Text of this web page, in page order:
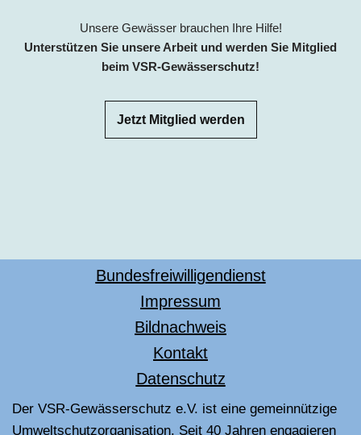
Unsere Gewässer brauchen Ihre Hilfe!
Unterstützen Sie unsere Arbeit und werden Sie Mitglied
beim VSR-Gewässerschutz!
Jetzt Mitglied werden
Bundesfreiwilligendienst
Impressum
Bildnachweis
Kontakt
Datenschutz
Der VSR-Gewässerschutz e.V. ist eine gemeinnützige
Umweltschutzorganisation. Seit 40 Jahren engagieren